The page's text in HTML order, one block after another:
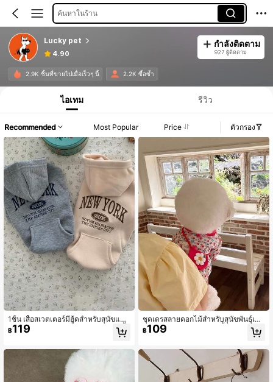
ค้นหาในร้าน
Lucky pet
4.90
กำลังติดตาม
927 ผู้ติดตาม
2.9K ชิ้นที่ขายไปเมื่อเร็วๆ นี้ 2.2K ซื้อซ้ำ
ไอเทม รีวิว
Recommended Most Popular Price ตัวกรอง
1ชิ้น เสื้อสเวตเตอร์มีฮู้ดสำหรับสุนัขและ
แมวฤดูใบไม้ร่วง/ฤดูหนาวแบบใหม่ เสื้
อสวมหัวอเนกประสงค์สำหรับพุดเดิ้ล, บิ
฿119
ชุดเดรสลายดอกไม้สำหรับสุนัขพันธุ์เล็
ก, ชุดฤดูใบไม้ผลิ/ฤดูร้อนน้ำหนักเบาสำ
หรับพุดเดิ้ล, บิชอง ฟริเซ่, ยอร์คกี้, แมว
฿109